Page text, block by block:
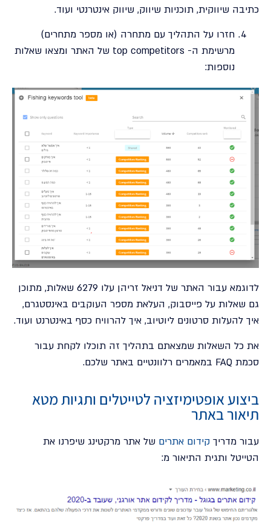
כתיבה שיווקית, תוכניות שיווק, שיווק אינטרנטי ועוד.
חזרו על התהליך עם מתחרה (או מספר מתחרים)
מרשימת ה- top competitors של האתר ומצאו שאלות
נוספות:
לדוגמא עבור האתר של דניאל זריהן עלו 6279 שאלות, מתוכן
גם שאלות על פייסבוק, העלאת מספר העוקבים באינסטגרם,
איך להעלות סרטונים ליוטיוב, איך להרוויח כסף באינטרנט ועוד.
את כל השאלות שמצאתם בתהליך זה תוכלו לקחת עבור
סכמת FAQ במאמרים רלוונטיים באתר שלכם.
ביצוע אופטימיזציה לטייטלים ותגיות מטא
תיאור באתר
עבור מדריך קידום אתרים של אתר מרקטינג שיפרנו את
הטייטל ותגית התיאור מ: